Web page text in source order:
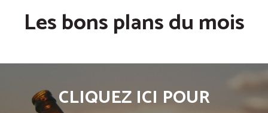
Les bons plans du mois
CLIQUEZ ICI POUR